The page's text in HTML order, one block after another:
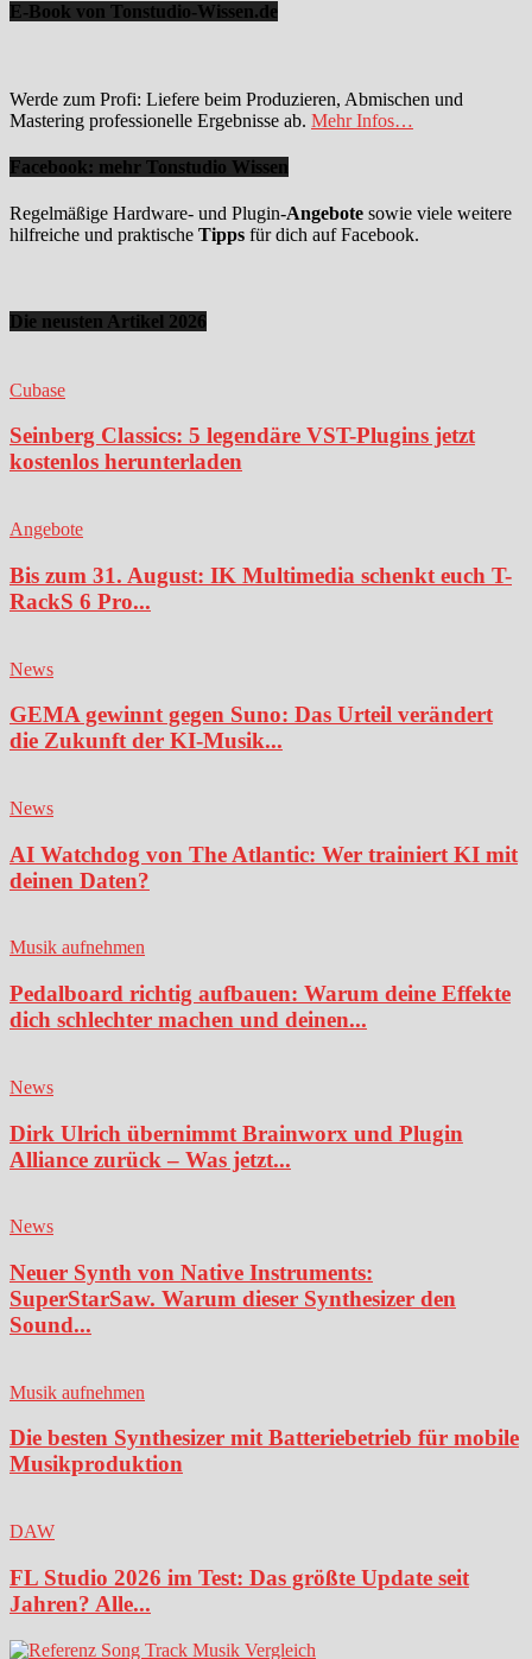
E-Book von Tonstudio-Wissen.de
Werde zum Profi: Liefere beim Produzieren, Abmischen und
Mastering professionelle Ergebnisse ab. Mehr Infos…
Facebook: mehr Tonstudio Wissen
Regelmäßige Hardware- und Plugin-Angebote sowie viele weitere
hilfreiche und praktische Tipps für dich auf Facebook.
Die neusten Artikel 2026
Cubase
Seinberg Classics: 5 legendäre VST-Plugins jetzt
kostenlos herunterladen
Angebote
Bis zum 31. August: IK Multimedia schenkt euch T-
RackS 6 Pro...
News
GEMA gewinnt gegen Suno: Das Urteil verändert
die Zukunft der KI-Musik...
News
AI Watchdog von The Atlantic: Wer trainiert KI mit
deinen Daten?
Musik aufnehmen
Pedalboard richtig aufbauen: Warum deine Effekte
dich schlechter machen und deinen...
News
Dirk Ulrich übernimmt Brainworx und Plugin
Alliance zurück – Was jetzt...
News
Neuer Synth von Native Instruments:
SuperStarSaw. Warum dieser Synthesizer den
Sound...
Musik aufnehmen
Die besten Synthesizer mit Batteriebetrieb für mobile
Musikproduktion
DAW
FL Studio 2026 im Test: Das größte Update seit
Jahren? Alle...